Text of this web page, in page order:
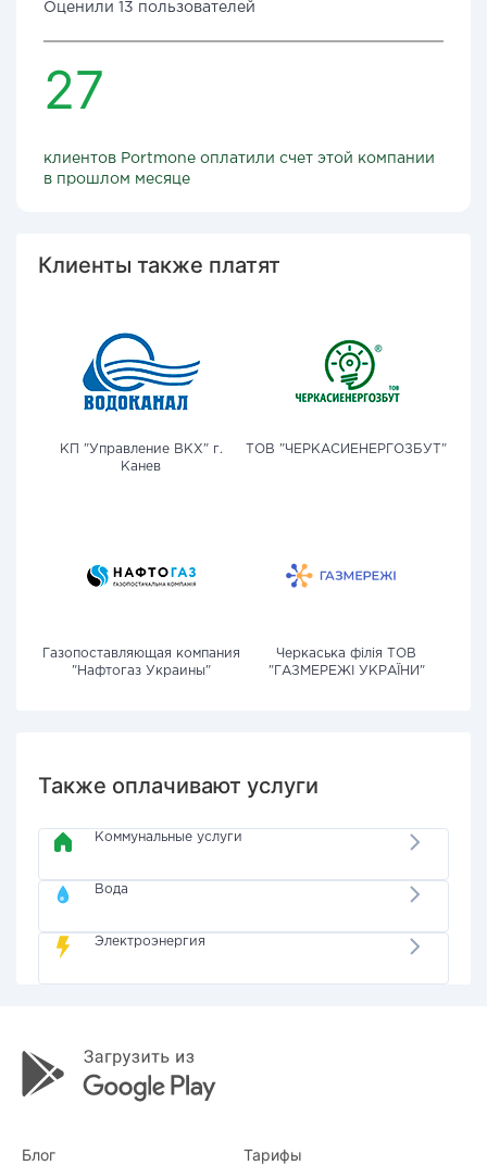
Оценили 13 пользователей
27
клиентов Portmone оплатили счет этой компании
в прошлом месяце
Клиенты также платят
КП "Управление ВКХ" г.
Канев
ТОВ "ЧЕРКАСИЕНЕРГОЗБУТ"
Газопоставляющая компания
"Нафтогаз Украины"
Черкаська філія ТОВ
"ГАЗМЕРЕЖІ УКРАЇНИ"
Также оплачивают услуги
Коммунальные услуги
Вода
Электроэнергия
Блог Тарифы